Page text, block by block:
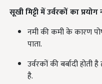
सूखी मिट्टी में उर्वरकों का
नमी की कमी के कारण
पाता.
उर्वरकों की बर्बादी
है.